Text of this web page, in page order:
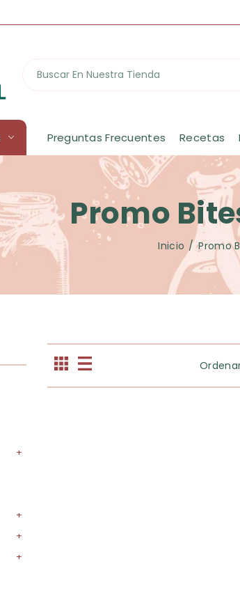
Preguntas Frecuentes Recetas
Promo
Inicio Promo